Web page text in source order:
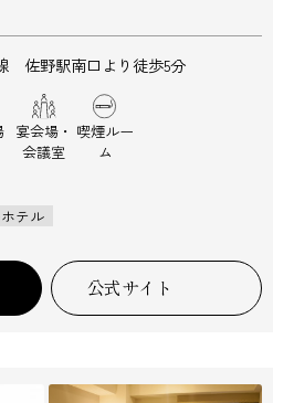
佐野駅南口より徒歩5分
宴会場・
会議室
喫煙ルー
ム
テル
公式サイト